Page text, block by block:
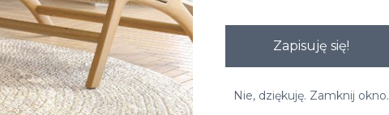
Zapisuję się!
Nie, dziękuję. Zamknij okno.